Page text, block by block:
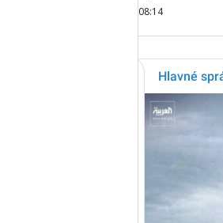
08:14